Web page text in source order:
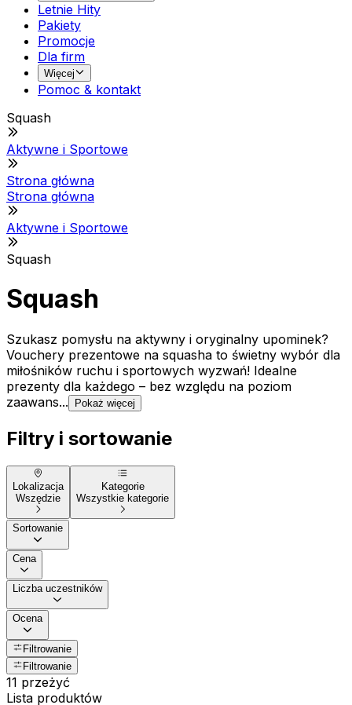
Letnie Hity
Pakiety
Promocje
Dla firm
Więcej
Pomoc & kontakt
Squash
Aktywne i Sportowe
Strona główna
Strona główna
Aktywne i Sportowe
Squash
Squash
Szukasz pomysłu na aktywny i oryginalny upominek?
Vouchery prezentowe na squasha to świetny wybór dla
miłośników ruchu i sportowych wyzwań! Idealne
prezenty dla każdego – bez względu na poziom
zaawans...
Pokaż więcej
Filtry i sortowanie
Lokalizacja
Wszędzie
Kategorie
Wszystkie kategorie
Sortowanie
Cena
Liczba uczestników
Ocena
Filtrowanie
Filtrowanie
11 przeżyć
Lista produktów